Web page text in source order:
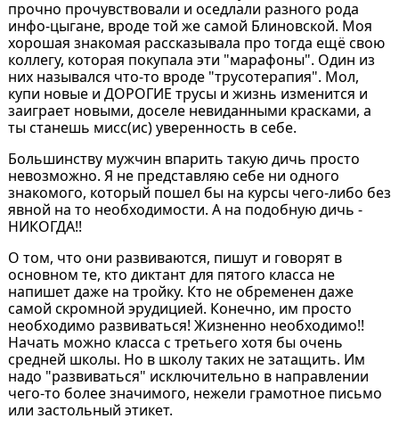
прочно прочувствовали и оседлали разного рода
инфо-цыгане, вроде той же самой Блиновской. Моя
хорошая знакомая рассказывала про тогда ещё свою
коллегу, которая покупала эти "марафоны". Один из
них назывался что-то вроде "трусотерапия". Мол,
купи новые и ДОРОГИЕ трусы и жизнь изменится и
заиграет новыми, доселе невиданными красками, а
ты станешь мисс(ис) уверенность в себе.
Большинству мужчин впарить такую дичь просто
невозможно. Я не представляю себе ни одного
знакомого, который пошел бы на курсы чего-либо без
явной на то необходимости. А на подобную дичь -
НИКОГДА!!
О том, что они развиваются, пишут и говорят в
основном те, кто диктант для пятого класса не
напишет даже на тройку. Кто не обременен даже
самой скромной эрудицией. Конечно, им просто
необходимо развиваться! Жизненно необходимо!!
Начать можно класса с третьего хотя бы очень
средней школы. Но в школу таких не затащить. Им
надо "развиваться" исключительно в направлении
чего-то более значимого, нежели грамотное письмо
или застольный этикет.